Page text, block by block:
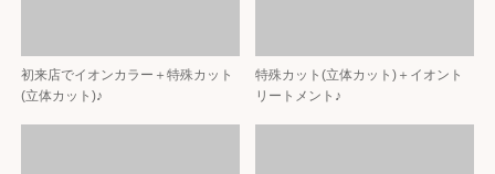
初来店でイオンカラー＋特殊カット
(立体カット)♪
特殊カット(立体カット)＋イオント
リートメント♪